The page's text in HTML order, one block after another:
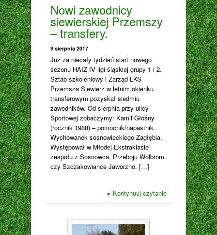
Nowi zawodnicy
siewierskiej Przemszy
– transfery.
9 sierpnia 2017
Już za niecały tydzień start nowego
sezonu HAIZ IV ligi śląskiej grupy 1 i 2.
Sztab szkoleniowy i Zarząd LKS
Przemsza Siewierz w letnim okienku
transferowym pozyskał siedmiu
zawodników. Od sierpnia przy ulicy
Sportowej zobaczymy: Kamil Głośny
(rocznik 1988) – pomocnik/napastnik.
Wychowanek sosnowieckiego Zagłębia.
Występował w Młodej Ekstraklasie
zespołu z Sosnowca, Przeboju Wolbrom
czy Szczakowiance Jaworzno. […]
▸ Kontynuuj czytanie